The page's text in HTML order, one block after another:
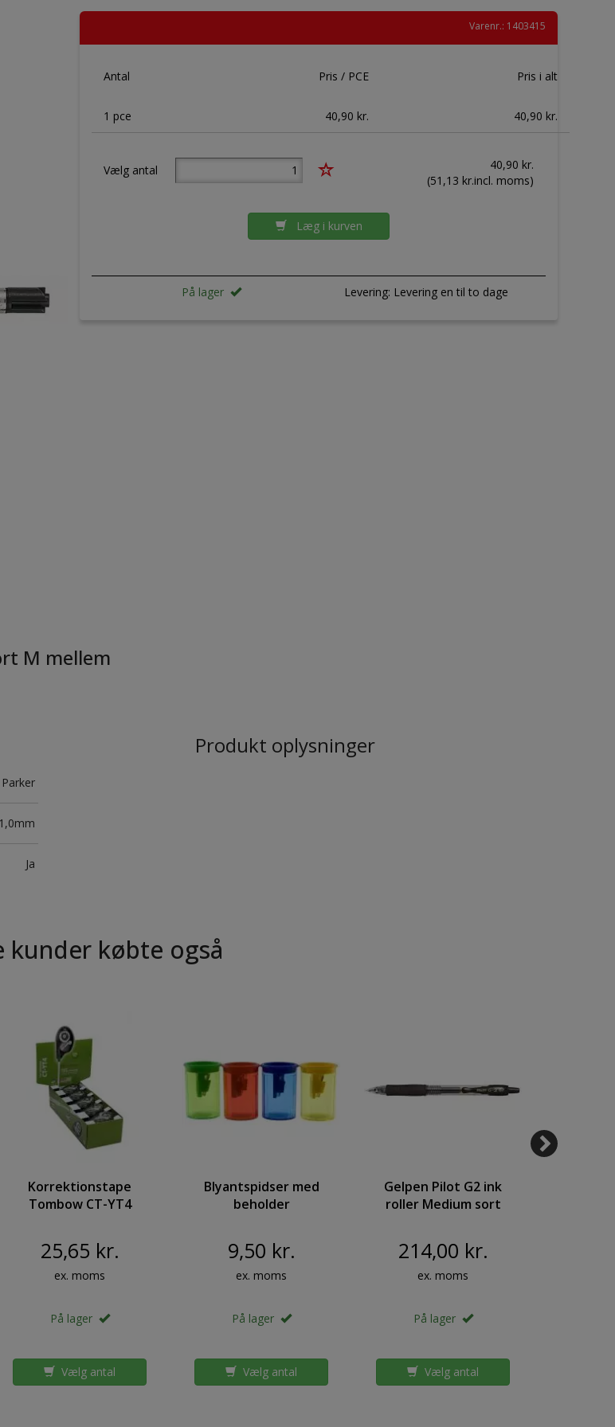
Varenr.: 1403415
Antal Pris / PCE Pris i alt
1 pce 40,90 kr. 40,90 kr.
Vælg antal 40,90 kr.
(51,13 kr.incl. moms)
Læg i kurven
På lager Levering: Levering en til to dage
M mellem
Parker
1,0mm
Ja
Produkt oplysninger
kunder købte også
Korrektionstape
Tombow CT-YT4
25,65 kr.
ex. moms
På lager
Vælg antal
Blyantspidser med
beholder
m/farvet top
9,50 kr.
ex. moms
På lager
Vælg antal
Gelpen Pilot G2 ink
roller Medium sort
214,00 kr.
ex. moms
På lager
Vælg antal